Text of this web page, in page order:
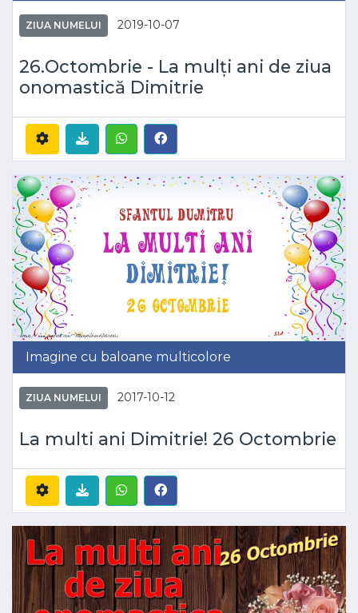
ZIUA NUMELUI 2019-10-07
26.Octombrie - La mulți ani de ziua
onomastică Dimitrie
Imagine cu baloane multicolore
ZIUA NUMELUI 2017-10-12
La multi ani Dimitrie! 26 Octombrie